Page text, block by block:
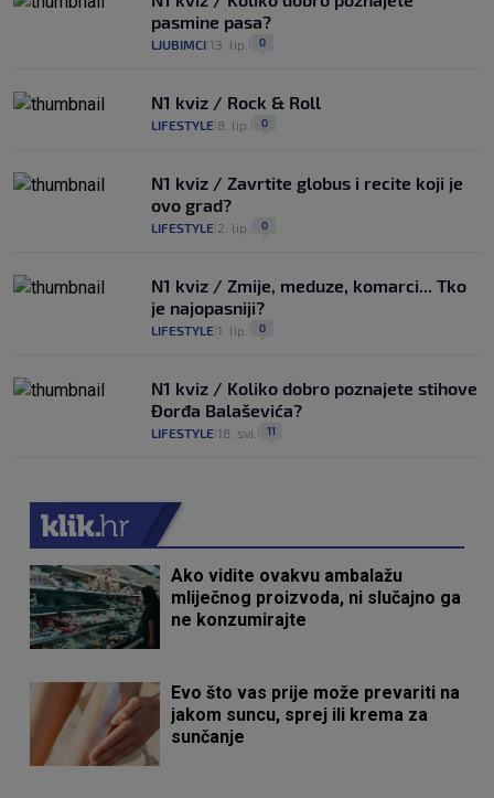
pasmine pasa?
LJUBIMCI 13. lip. 0
N1 kviz / Rock & Roll
LIFESTYLE 8. lip. 0
N1 kviz / Zavrtite globus i recite koji je
ovo grad?
LIFESTYLE 2. lip. 0
N1 kviz / Zmije, meduze, komarci... Tko
je najopasniji?
LIFESTYLE 1. lip. 0
N1 kviz / Koliko dobro poznajete stihove
Đorđa Balaševića?
LIFESTYLE 18. svi. 11
Ako vidite ovakvu ambalažu
mliječnog proizvoda, ni slučajno ga
ne konzumirajte
Evo što vas prije može prevariti na
jakom suncu, sprej ili krema za
sunčanje